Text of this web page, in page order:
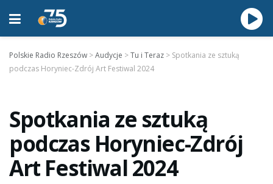
Polskie Radio Rzeszów >Audycje >Tu i Teraz > Spotkania ze sztuką
podczas Horyniec-Zdrój Art Festiwal 2024
Spotkania ze sztuką
podczas Horyniec-Zdrój
Art Festiwal 2024